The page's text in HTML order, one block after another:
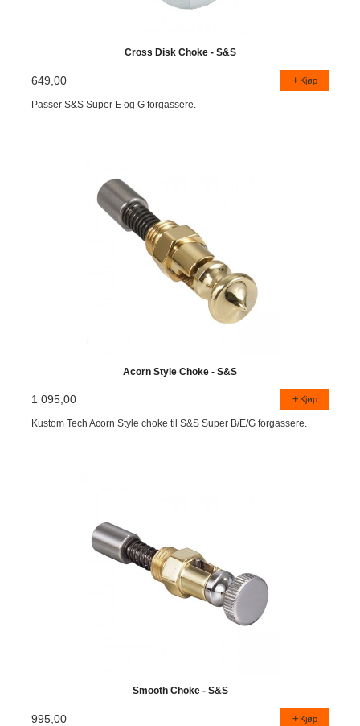
Cross Disk Choke - S&S
649,00 Kjøp
Passer S&S Super E og G forgassere.
Acorn Style Choke - S&S
1 095,00 Kjøp
Kustom Tech Acorn Style choke til S&S Super B/E/G forgassere.
Smooth Choke - S&S
995,00 Kjøp